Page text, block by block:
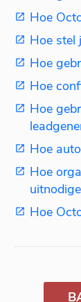
Hoe
Hoe stel
Hoe
Hoe
Hoe
Hoe
Hoe
Hoe